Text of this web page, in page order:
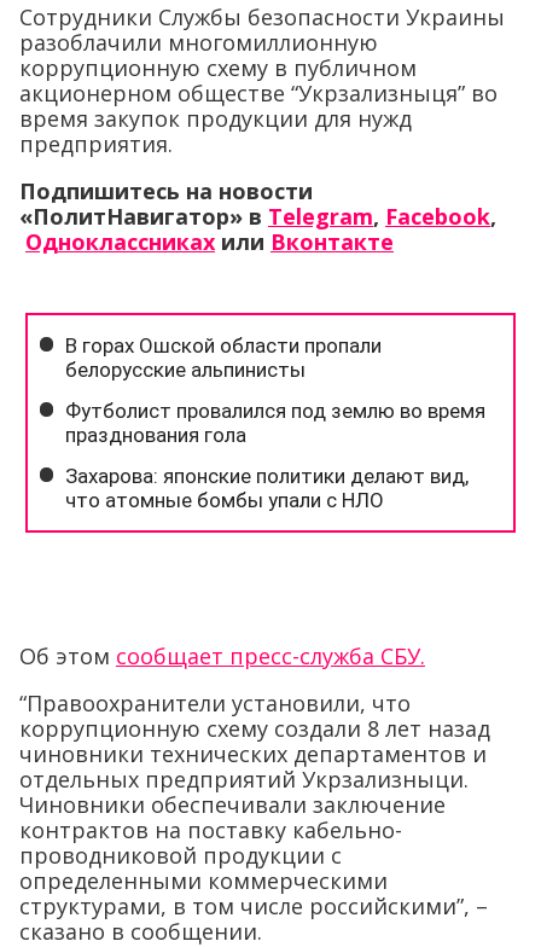
Сотрудники Службы безопасности Украины
разоблачили многомиллионную
коррупционную схему в публичном
акционерном обществе “Укрзализныця” во
время закупок продукции для нужд
предприятия.
Подпишитесь на новости
«ПолитНавигатор» в Telegram, Facebook,
Одноклассниках или Вконтакте
Об этом сообщает пресс-служба СБУ.
“Правоохранители установили, что
коррупционную схему создали 8 лет назад
чиновники технических департаментов и
отдельных предприятий Укрзализныци.
Чиновники обеспечивали заключение
контрактов на поставку кабельно-
проводниковой продукции с
определенными коммерческими
структурами, в том числе российскими”, –
сказано в сообщении.